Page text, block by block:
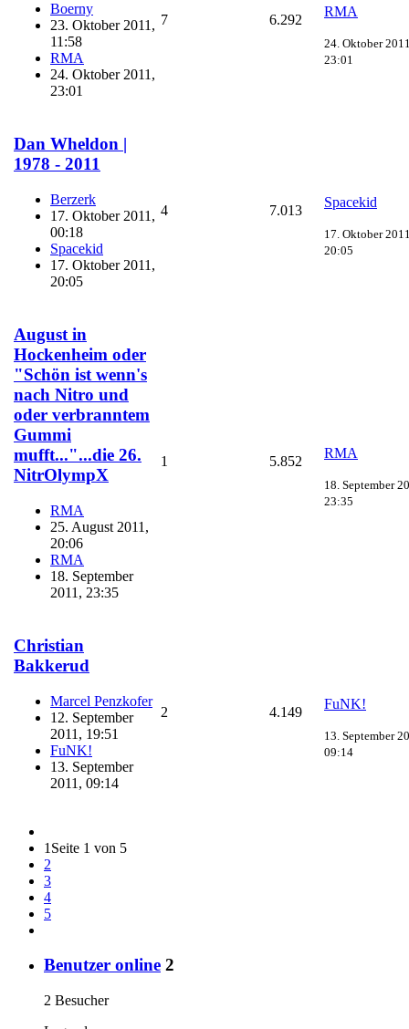
Boerny
23. Oktober 2011,
11:58
RMA
24. Oktober 2011,
23:01
7 6.292
RMA
24. Oktober
23:01
Dan Wheldon |
1978 - 2011
Berzerk
17. Oktober 2011,
00:18
Spacekid
17. Oktober 2011,
20:05
4 7.013
Spacekid
17. Oktober
20:05
August in
Hockenheim oder
"Schön ist wenn's
nach Nitro und
oder verbranntem
Gummi
mufft..."...die 26.
NitrOlympX
RMA
25. August 2011,
20:06
RMA
18. September
2011, 23:35
1 5.852
RMA
18. September
23:35
Christian
Bakkerud
Marcel Penzkofer
12. September
2011, 19:51
FuNK!
13. September
2011, 09:14
2 4.149
FuNK!
13. September
09:14
1 Seite 1 von 5
2
3
4
5
Benutzer online 2
2 Besucher